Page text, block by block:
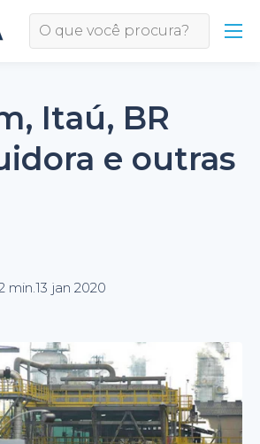
Itaú, BR
e outras
min.13 jan 2020